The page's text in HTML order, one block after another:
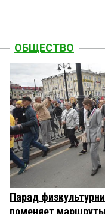
ОБЩЕСТВО
Парад
поменяет